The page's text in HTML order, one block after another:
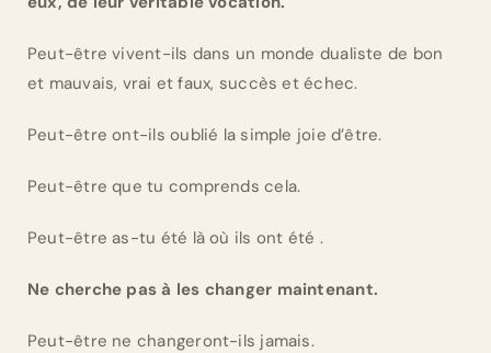
Peut-être vivent-ils dans un monde dualiste de bon
et mauvais, vrai et faux, succès et échec.
Peut-être ont-ils oublié la simple joie d’être.
Peut-être que tu comprends cela.
Peut-être as-tu été là où ils ont été .
Ne cherche pas à les changer maintenant.
Peut-être ne changeront-ils jamais.